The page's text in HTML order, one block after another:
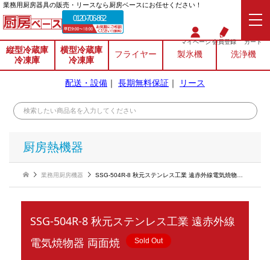
業務⽤厨房器具の販売・リースなら厨房ベースにお任せください！
0120-706-862
マイページ会員登録 カート
縦型冷蔵庫
冷凍庫
横型冷蔵庫
冷凍庫
フライヤー 製氷機 洗浄機
配送・設備 ｜ 長期無料保証 ｜ リース
厨房熱機器
業務用厨房機器 SSG-504R-8 秋元ステンレス工業 遠赤外線電気焼物器 両面焼
SSG-504R-8 秋元ステンレス工業 遠赤外線
電気焼物器 両面焼
Sold Out